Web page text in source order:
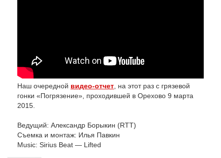
Наш очередной видео-отчет , на этот раз с грязевой
гонки «Погрязение», проходившей в Орехово 9 марта
2015.
Ведущий: Александр Борыкин (RTT)
Съемка и монтаж: Илья Павкин
Music: Sirius Beat — Lifted